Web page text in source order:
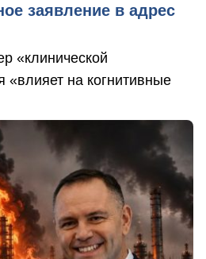
заявление в адрес
«клинической
«влияет на когнитивные